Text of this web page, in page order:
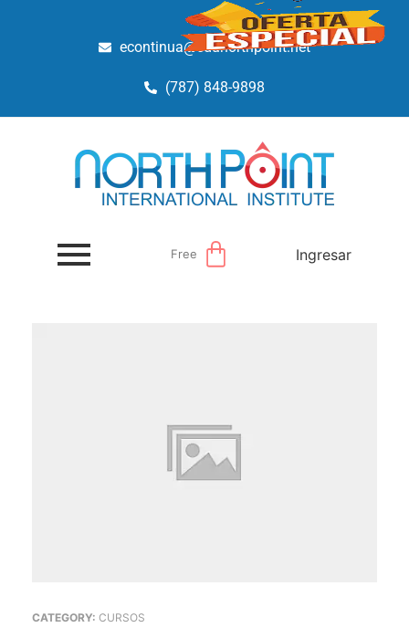
econtinua@edunorthpoint.net
(787) 848-9898
Free Ingresar
CATEGORY: CURSOS